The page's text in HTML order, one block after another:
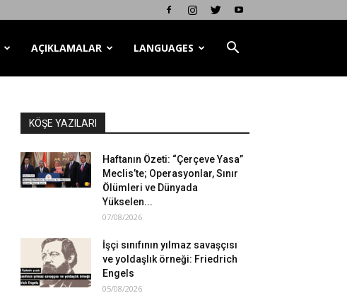
AÇIKLAMALAR LANGUAGES
KÖŞE YAZILARI
Haftanın Özeti: “Çerçeve Yasa”
Meclis’te; Operasyonlar, Sınır
Ölümleri ve Dünyada
Yükselen...
07/08/2026
İşçi sınıfının yılmaz savaşçısı
ve yoldaşlık örneği: Friedrich
Engels
05/08/2026